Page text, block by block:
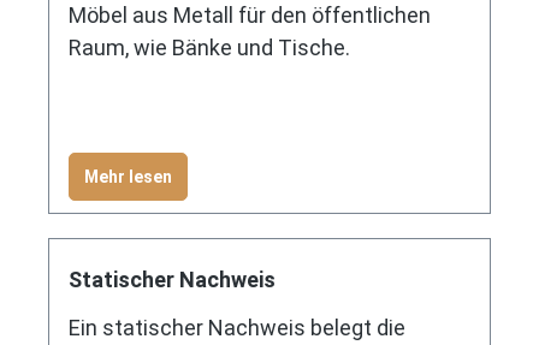
Möbel aus Metall für den öffentlichen
Raum, wie Bänke und Tische.
Mehr lesen
Statischer Nachweis
Ein statischer Nachweis belegt die